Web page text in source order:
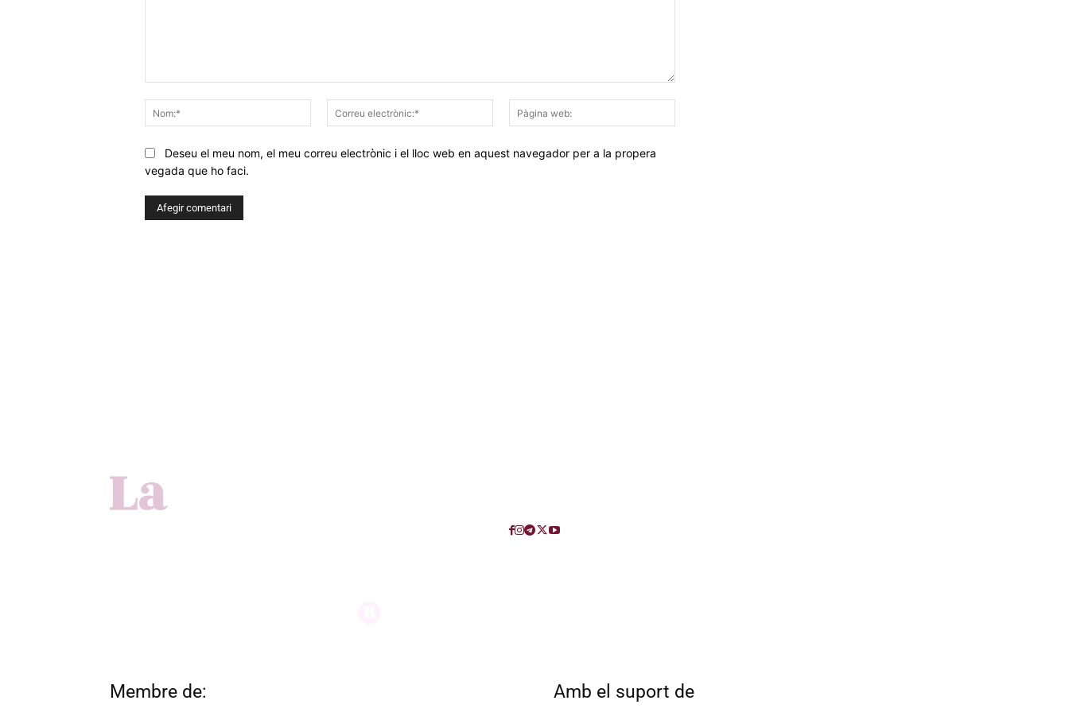
Nom:*
Correu
electrònic:*
web:
Deseu el meu nom, el meu correu electrònic i el lloc web en aquest navegador per a la propera
vegada que ho faci.
Membre de: Amb el suport de